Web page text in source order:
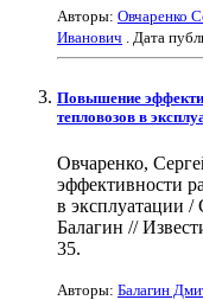
Авторы: Овчаренко
Иванович . Дата
Повышение
тепловозов в
Овчаренко,
эффективности
в эксплуатации
Балагин //
35.
Авторы: Балагин